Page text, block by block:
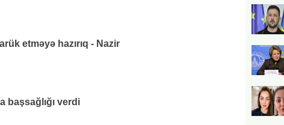
etməyə hazırıq - Nazir
başsağlığı verdi